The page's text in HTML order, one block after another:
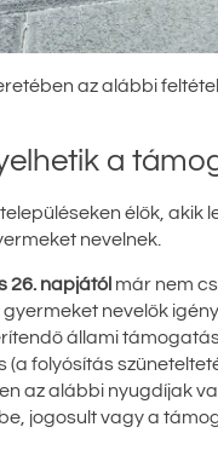
az alábbi
a
élők, akik
nevelnek.
26. napjától már nem
nevelők
állami
(a folyósítás
az alábbi nyugdíjak
jogosult vagy a